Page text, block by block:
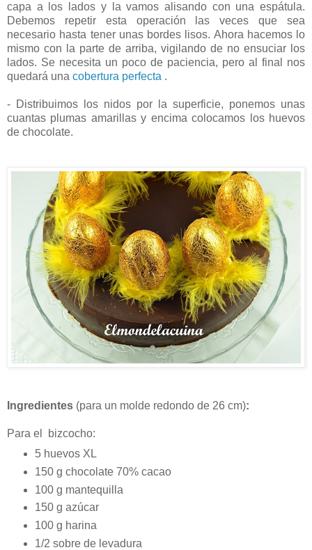
capa a los lados y la vamos alisando con una espátula.
Debemos repetir esta operación las veces que sea
necesario hasta tener unas bordes lisos. Ahora hacemos lo
mismo con la parte de arriba, vigilando de no ensuciar los
lados. Se necesita un poco de paciencia, pero al final nos
quedará una cobertura perfecta .
- Distribuimos los nidos por la superficie, ponemos unas
cuantas plumas amarillas y encima colocamos los huevos
de chocolate.
Ingredientes (para un molde redondo de 26 cm):
Para el bizcocho:
5 huevos XL
150 g chocolate 70% cacao
100 g mantequilla
150 g azúcar
100 g harina
1/2 sobre de levadura